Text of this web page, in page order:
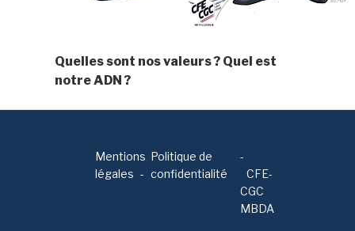
Quelles sont nos valeurs ? Quel est
notre ADN ?
Mentions
légales
Politique de
confidentialité
-
CFE-
CGC
MBDA